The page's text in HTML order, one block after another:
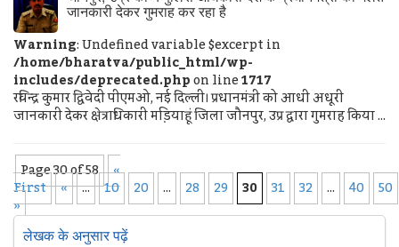
जानकारी देकर गुमराह कर रहा है
Warning: Undefined variable $excerpt in
/home/bharatva/public_html/wp-
includes/deprecated.phpon line1717
रविन्द्र कुमार द्विवेदी पीएमओ, नई दिल्‍ली। प्रधानमंत्री को आधी अधूरी
जानकारी देकर क्षेत्राधिकारी मडि़याहूं जिला जौनपुर, उप्र द्वारा गुमराह किया ...
Page 30 of 58 «
First « ... 10 20 ... 28 29 30 31 32 ... 40 50
»
लेखक के अनुसार पढ़ें